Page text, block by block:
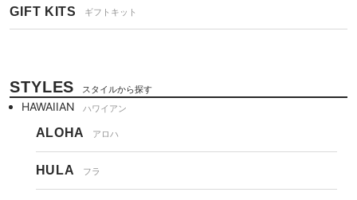
GIFT KITS ギフトキット
STYLES スタイルから探す
HAWAIIAN ハワイアン
ALOHA アロハ
HULA フラ